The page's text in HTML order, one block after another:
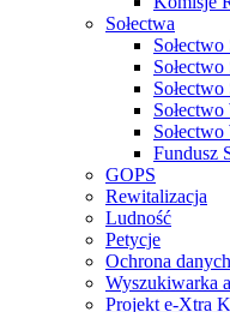
Sołectwa
Fundusz
GOPS
Rewitalizacja
Ludność
Petycje
Ochrona
Wyszukiwarka
Projekt e-Xtra